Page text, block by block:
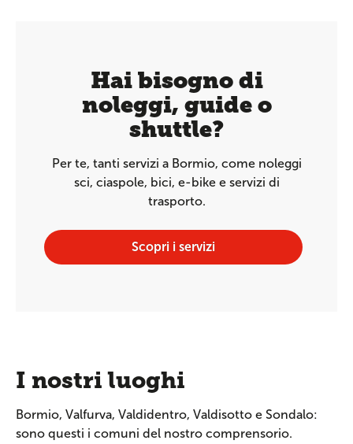
Hai bisogno di
noleggi, guide o
shuttle?
Per te, tanti servizi a Bormio, come noleggi
sci, ciaspole, bici, e-bike e servizi di
trasporto.
Scopri i servizi
I nostri luoghi
Bormio, Valfurva, Valdidentro, Valdisotto e Sondalo:
sono questi i comuni del nostro comprensorio.